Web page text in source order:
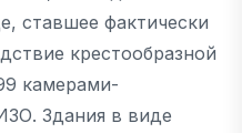
ставшее фактически
крестообразной
камерами-
Здания в виде